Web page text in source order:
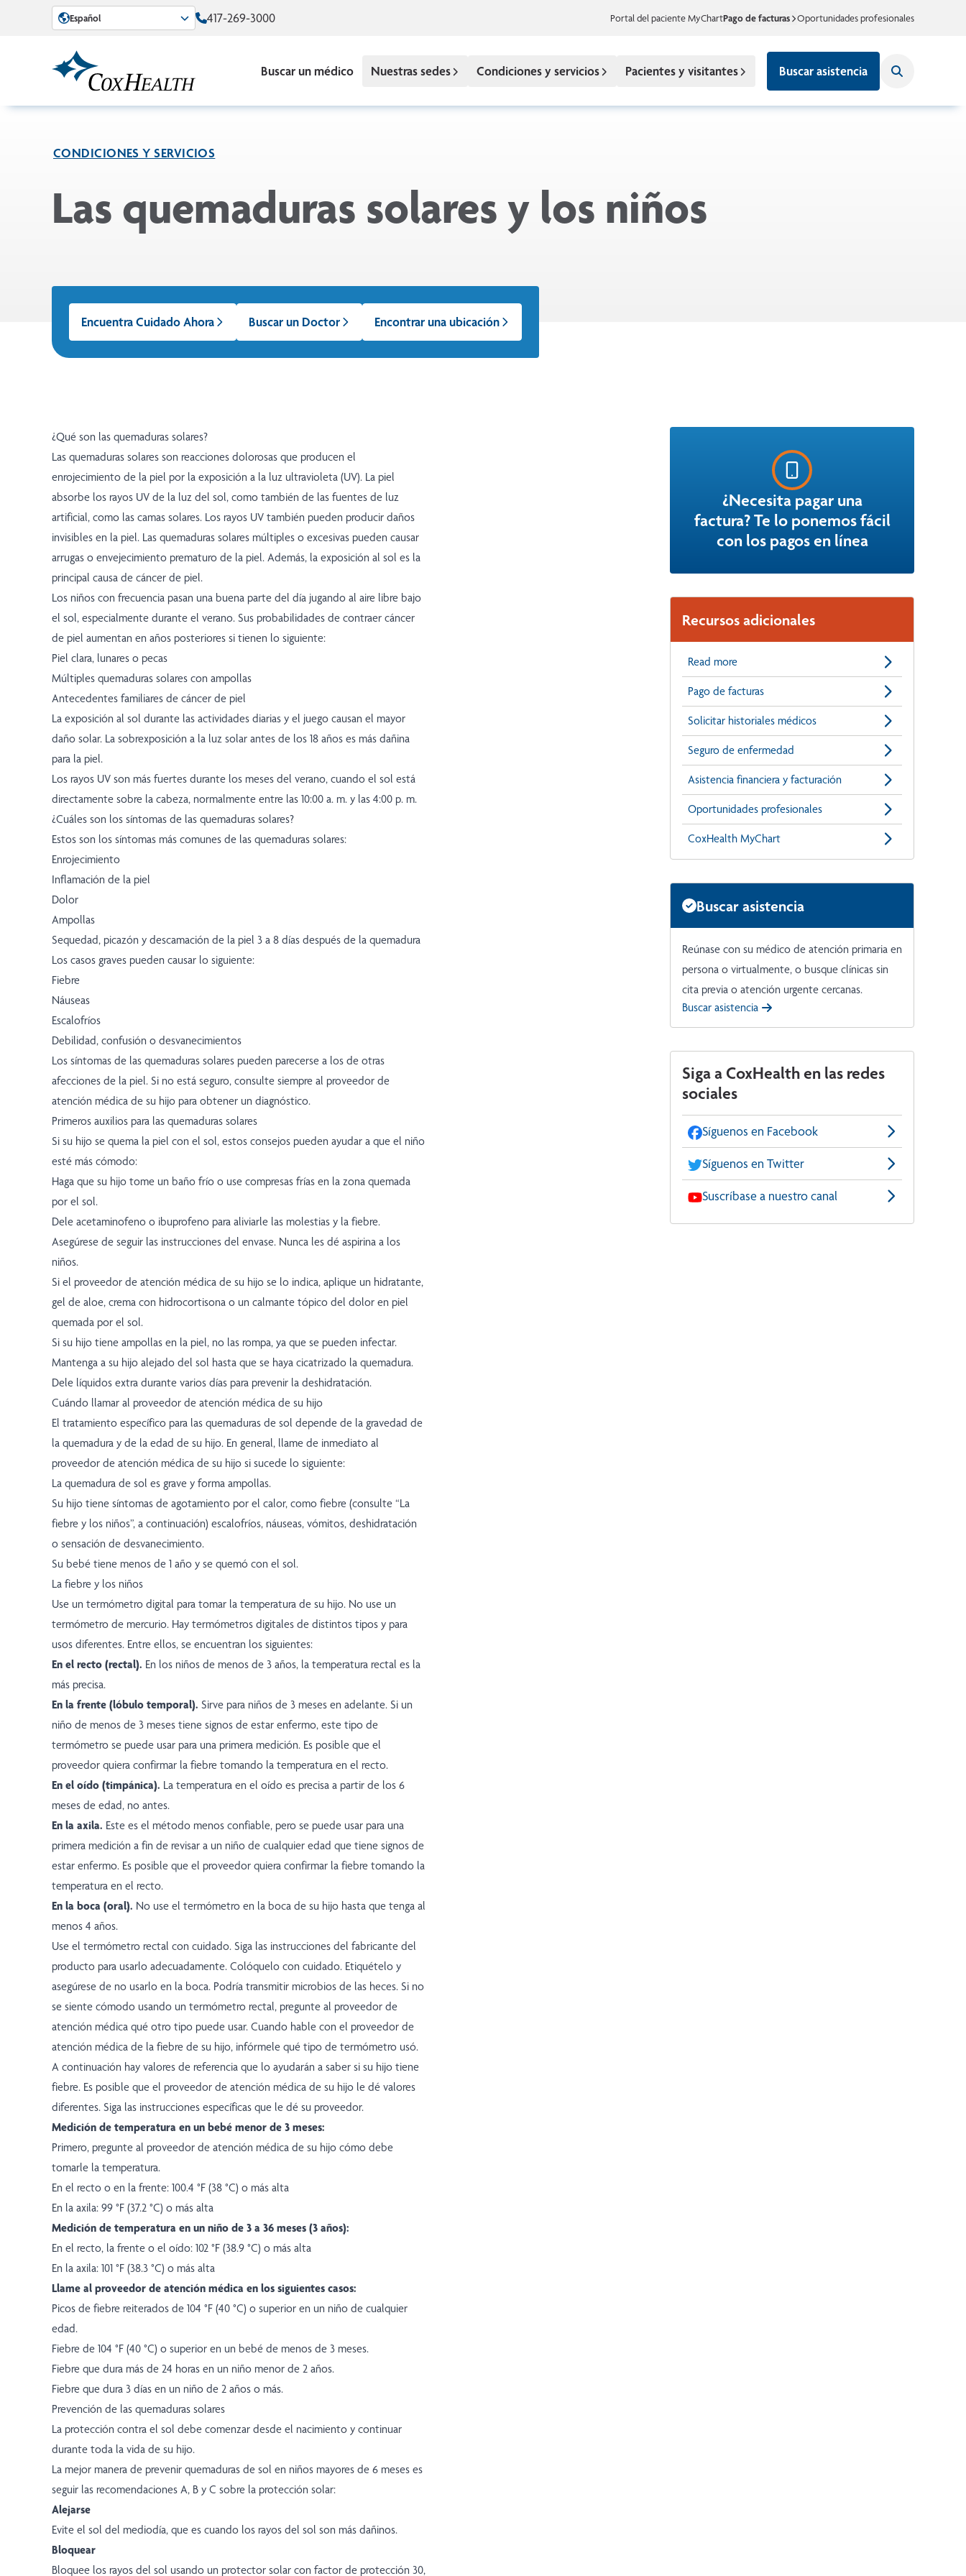
Skip to Main Content
Español 417-269-3000 Portal del paciente MyChartPago de facturas Oportunidades profesionales
Buscar un médico Nuestras sedes Condiciones y servicios Pacientes y visitantes Buscar asistencia
CONDICIONES Y SERVICIOS
Las quemaduras solares y los niños
Encuentra Cuidado Ahora Buscar un Doctor Encontrar una ubicación
¿Qué son las quemaduras solares?
Las quemaduras solares son reacciones dolorosas que producen el
enrojecimiento de la piel por la exposición a la luz ultravioleta (UV). La piel
absorbe los rayos UV de la luz del sol, como también de las fuentes de luz
artificial, como las camas solares. Los rayos UV también pueden producir daños
invisibles en la piel. Las quemaduras solares múltiples o excesivas pueden causar
arrugas o envejecimiento prematuro de la piel. Además, la exposición al sol es la
principal causa de cáncer de piel.
Los niños con frecuencia pasan una buena parte del día jugando al aire libre bajo
el sol, especialmente durante el verano. Sus probabilidades de contraer cáncer
de piel aumentan en años posteriores si tienen lo siguiente:
Piel clara, lunares o pecas
Múltiples quemaduras solares con ampollas
Antecedentes familiares de cáncer de piel
La exposición al sol durante las actividades diarias y el juego causan el mayor
daño solar. La sobrexposición a la luz solar antes de los 18 años es más dañina
para la piel.
Los rayos UV son más fuertes durante los meses del verano, cuando el sol está
directamente sobre la cabeza, normalmente entre las 10:00 a. m. y las 4:00 p. m.
¿Cuáles son los síntomas de las quemaduras solares?
Estos son los síntomas más comunes de las quemaduras solares:
Enrojecimiento
Inflamación de la piel
Dolor
Ampollas
Sequedad, picazón y descamación de la piel 3 a 8 días después de la quemadura
Los casos graves pueden causar lo siguiente:
Fiebre
Náuseas
Escalofríos
Debilidad, confusión o desvanecimientos
Los síntomas de las quemaduras solares pueden parecerse a los de otras
afecciones de la piel. Si no está seguro, consulte siempre al proveedor de
atención médica de su hijo para obtener un diagnóstico.
Primeros auxilios para las quemaduras solares
Si su hijo se quema la piel con el sol, estos consejos pueden ayudar a que el niño
esté más cómodo:
Haga que su hijo tome un baño frío o use compresas frías en la zona quemada
por el sol.
Dele acetaminofeno o ibuprofeno para aliviarle las molestias y la fiebre.
Asegúrese de seguir las instrucciones del envase. Nunca les dé aspirina a los
niños.
Si el proveedor de atención médica de su hijo se lo indica, aplique un hidratante,
gel de aloe, crema con hidrocortisona o un calmante tópico del dolor en piel
quemada por el sol.
Si su hijo tiene ampollas en la piel, no las rompa, ya que se pueden infectar.
Mantenga a su hijo alejado del sol hasta que se haya cicatrizado la quemadura.
Dele líquidos extra durante varios días para prevenir la deshidratación.
Cuándo llamar al proveedor de atención médica de su hijo
El tratamiento específico para las quemaduras de sol depende de la gravedad de
la quemadura y de la edad de su hijo. En general, llame de inmediato al
proveedor de atención médica de su hijo si sucede lo siguiente:
La quemadura de sol es grave y forma ampollas.
Su hijo tiene síntomas de agotamiento por el calor, como fiebre (consulte “La
fiebre y los niños”, a continuación) escalofríos, náuseas, vómitos, deshidratación
o sensación de desvanecimiento.
Su bebé tiene menos de 1 año y se quemó con el sol.
La fiebre y los niños
Use un termómetro digital para tomar la temperatura de su hijo. No use un
termómetro de mercurio. Hay termómetros digitales de distintos tipos y para
usos diferentes. Entre ellos, se encuentran los siguientes:
En el recto (rectal). En los niños de menos de 3 años, la temperatura rectal es la
más precisa.
En la frente (lóbulo temporal). Sirve para niños de 3 meses en adelante. Si un
niño de menos de 3 meses tiene signos de estar enfermo, este tipo de
termómetro se puede usar para una primera medición. Es posible que el
proveedor quiera confirmar la fiebre tomando la temperatura en el recto.
En el oído (timpánica). La temperatura en el oído es precisa a partir de los 6
meses de edad, no antes.
En la axila. Este es el método menos confiable, pero se puede usar para una
primera medición a fin de revisar a un niño de cualquier edad que tiene signos de
estar enfermo. Es posible que el proveedor quiera confirmar la fiebre tomando la
temperatura en el recto.
En la boca (oral). No use el termómetro en la boca de su hijo hasta que tenga al
menos 4 años.
Use el termómetro rectal con cuidado. Siga las instrucciones del fabricante del
producto para usarlo adecuadamente. Colóquelo con cuidado. Etiquételo y
asegúrese de no usarlo en la boca. Podría transmitir microbios de las heces. Si no
se siente cómodo usando un termómetro rectal, pregunte al proveedor de
atención médica qué otro tipo puede usar. Cuando hable con el proveedor de
atención médica de la fiebre de su hijo, infórmele qué tipo de termómetro usó.
A continuación hay valores de referencia que lo ayudarán a saber si su hijo tiene
fiebre. Es posible que el proveedor de atención médica de su hijo le dé valores
diferentes. Siga las instrucciones específicas que le dé su proveedor.
Medición de temperatura en un bebé menor de 3 meses:
Primero, pregunte al proveedor de atención médica de su hijo cómo debe
tomarle la temperatura.
En el recto o en la frente: 100.4 °F (38 °C) o más alta
En la axila: 99 °F (37.2 °C) o más alta
Medición de temperatura en un niño de 3 a 36 meses (3 años):
En el recto, la frente o el oído: 102 °F (38.9 °C) o más alta
En la axila: 101 °F (38.3 °C) o más alta
Llame al proveedor de atención médica en los siguientes casos:
Picos de fiebre reiterados de 104 °F (40 °C) o superior en un niño de cualquier
edad.
Fiebre de 104 °F (40 °C) o superior en un bebé de menos de 3 meses.
Fiebre que dura más de 24 horas en un niño menor de 2 años.
Fiebre que dura 3 días en un niño de 2 años o más.
Prevención de las quemaduras solares
La protección contra el sol debe comenzar desde el nacimiento y continuar
durante toda la vida de su hijo.
La mejor manera de prevenir quemaduras de sol en niños mayores de 6 meses es
seguir las recomendaciones A, B y C sobre la protección solar:
Alejarse
Evite el sol del mediodía, que es cuando los rayos del sol son más dañinos.
Bloquear
Bloquee los rayos del sol usando un protector solar con factor de protección 30,
¿Necesita pagar una
factura? Te lo ponemos fácil
con los pagos en línea
Recursos adicionales
Read more
Pago de facturas
Solicitar historiales médicos
Seguro de enfermedad
Asistencia financiera y facturación
Oportunidades profesionales
CoxHealth MyChart
Buscar asistencia
Reúnase con su médico de atención primaria en
persona o virtualmente, o busque clínicas sin
cita previa o atención urgente cercanas.
Buscar asistencia
Siga a CoxHealth en las redes
sociales
Síguenos en Facebook
Síguenos en Twitter
Suscríbase a nuestro canal